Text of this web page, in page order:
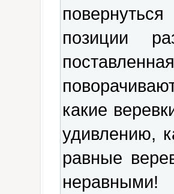
позиции
какие
удивлению,
равные
неравными!